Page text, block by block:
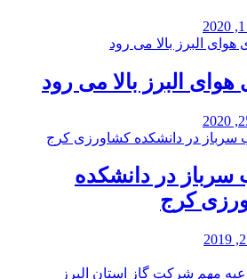
هوای البرز بالا می رود
در دانشکده
کرج